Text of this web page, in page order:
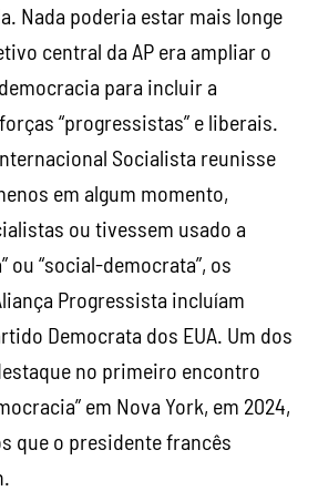
Nada poderia estar mais longe
central da AP era ampliar o
para incluir a
“progressistas” e liberais.
Socialista reunisse
em algum momento,
ou tivessem usado a
ou “social-democrata”, os
Progressista incluíam
Democrata dos EUA. Um dos
no primeiro encontro
em Nova York, em 2024,
que o presidente francês